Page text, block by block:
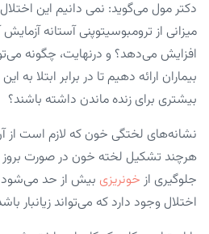
دکتر مول می‌گوید:‌ نمی دانیم این
افزایش می‌دهد؟‌ و درنهایت، چگونه
بیماران ارائه دهیم تا در برابر ابتلا به
بیشتری برای زنده ماندن داشته باشند؟
نشانه‌های لختگی خون که لازم است از
هرچند تشکیل لخته خون در صورت
جلوگیری از خونریزی بیش از حد می‌شود
اختلال وجود دارد که می‌تواند زیانبار